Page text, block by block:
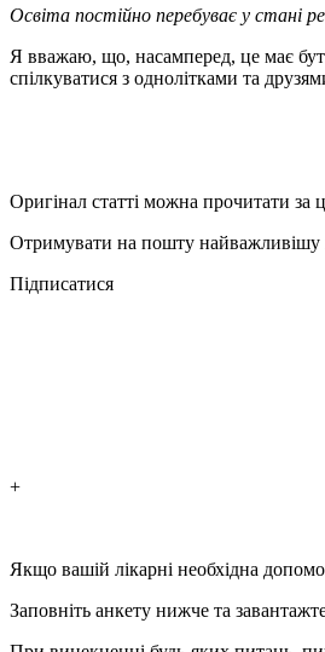
Освіта постійно перебуває у стані
Я вважаю, що, насамперед, це має
спілкуватися з однолітками та
Оригінал статті можна прочитати за
Отримувати на пошту найважливішу
Підписатися
+
Якщо вашій лікарні необхідна
Заповніть анкету нижче та